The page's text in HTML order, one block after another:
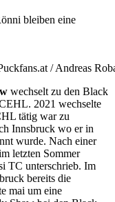
bleiben eine
/ Andreas
wechselt zu den Black
2021 wechselte
tätig war zu
Innsbruck wo er in
wurde. Nach einer
letzten Sommer
TC unterschrieb. Im
bereits die
mai um eine